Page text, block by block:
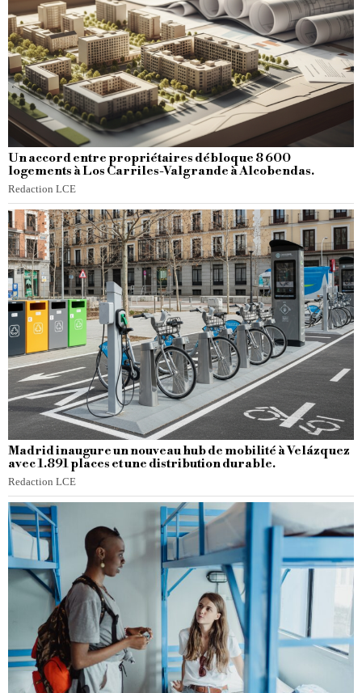
Un accord entre propriétaires débloque 8 600
logements à Los Carriles-Valgrande à Alcobendas.
Redaction LCE
Madrid inaugure un nouveau hub de mobilité à Velázquez
avec 1.891 places et une distribution durable.
Redaction LCE